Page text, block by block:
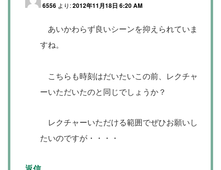
6556 より:2012年11月18日 6:20 AM
あいかわらず良いシーンを抑えられていま
すね。
こちらも時刻はだいたいこの前、レクチャ
ーいただいたのと同じでしょうか？
レクチャーいただける範囲でぜひお願いし
たいのですが・・・・